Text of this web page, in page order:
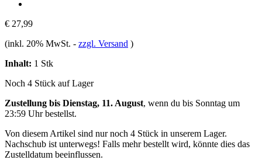
€ 27,99
(inkl. 20% MwSt. - zzgl. Versand )
Inhalt: 1 Stk
Noch 4 Stück auf Lager
Zustellung bis Dienstag, 11. August, wenn du bis Sonntag um
23:59 Uhrbestellst.
Von diesem Artikel sind nur noch 4 Stück in unserem Lager.
Nachschub ist unterwegs! Falls mehr bestellt wird, könnte dies das
Zustelldatum beeinflussen.